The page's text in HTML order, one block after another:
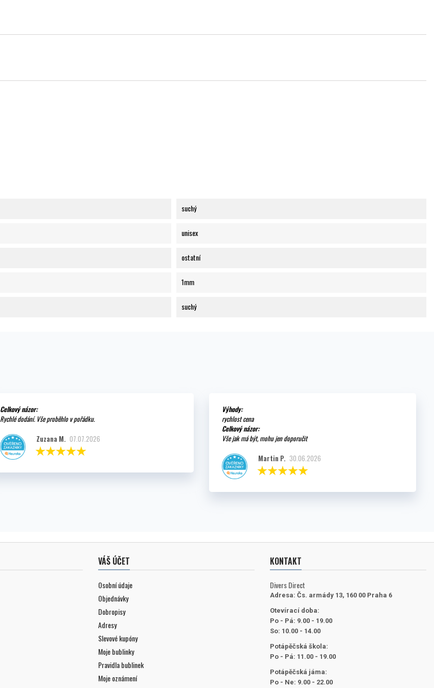
suchý
unisex
ostatní
1mm
suchý
Celkový názor:
Rychlé dodání. Vše proběhlo v pořádku.
Zuzana M. 07.07.2026
Výhody:
rychlost cena
Celkový názor:
Vše jak má být, mohu jen doporučit
Martin P. 30.06.2026
VÁŠ ÚČET
Osobní údaje
Objednávky
Dobropisy
Adresy
Slevové kupóny
Moje bublinky
Pravidla bublinek
Moje oznámení
KONTAKT
Divers Direct
Adresa: Čs. armády 13, 160 00 Praha 6
Otevírací doba:
Po - Pá: 9.00 - 19.00
So: 10.00 - 14.00
Potápěčská škola:
Po - Pá: 11.00 - 19.00
Potápěčská jáma:
Po - Ne: 9.00 - 22.00